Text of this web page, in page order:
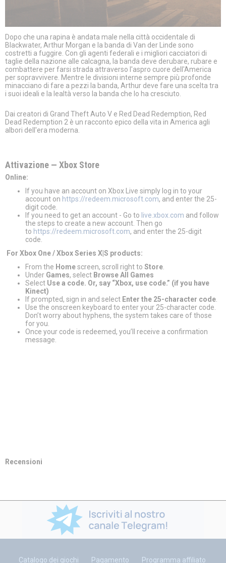
Dopo che una rapina è andata male nella città occidentale di
Blackwater, Arthur Morgan e la banda di Van der Linde sono
costretti a fuggire. Con gli agenti federali e i migliori cacciatori di
taglie della nazione alle calcagna, la banda deve derubare, rubare e
combattere per farsi strada attraverso l'aspro cuore dell'America
per sopravvivere. Mentre le divisioni interne sempre più profonde
minacciano di fare a pezzi la banda, Arthur deve fare una scelta tra
i suoi ideali e la lealtà verso la banda che lo ha cresciuto.
Dai creatori di Grand Theft Auto V e Red Dead Redemption, Red
Dead Redemption 2 è un racconto epico della vita in America agli
albori dell'era moderna.
Attivazione — Хbox Store
Online:
If you have an account on Xbox Live simply log in to your
account on https://redeem.microsoft.com, and enter the 25-
digit code.
If you need to get an account - Go to live.xbox.com and follow
the steps to create a new account. Then go
to https://redeem.microsoft.com, and enter the 25-digit
code.
For Xbox One / Xbox Series X|S products:
From the Homescreen, scroll right to Store.
Under Games, select Browse All Games
Select Use a code. Or, say “Xbox, use code.” (if you have
Kinect)
If prompted, sign in and select Enter the 25-character code.
Use the onscreen keyboard to enter your 25-character code.
Don’t worry about hyphens, the system takes care of those
for you.
Once your code is redeemed, you’ll receive a confirmation
message.
Recensioni
Catalogo dei giochi Pagamento Programma affiliato